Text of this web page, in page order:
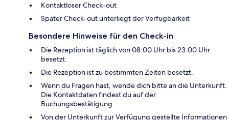
Kontaktloser Check-out
Später Check-out unterliegt der Verfügbarkeit
Besondere Hinweise für den Check-in
Die Rezeption ist täglich von 08:00 Uhr bis 23:00 Uhr
besetzt.
Die Rezeption ist zu bestimmten Zeiten besetzt.
Wenn du Fragen hast, wende dich bitte an die Unterkunft.
Die Kontaktdaten findest du auf der
Buchungsbestätigung.
Von der Unterkunft zur Verfügung gestellte Informationen